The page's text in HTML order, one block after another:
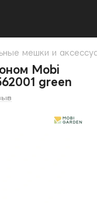
мешки и
Mobi
green